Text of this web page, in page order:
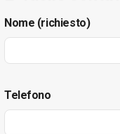
Nome (richiesto)
Telefono